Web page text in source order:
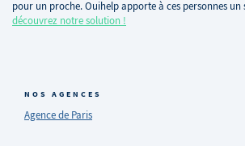
pour un proche. Ouihelp apporte à ces personnes un
découvrez notre solution !
NOS AGENCES
Agence de Paris